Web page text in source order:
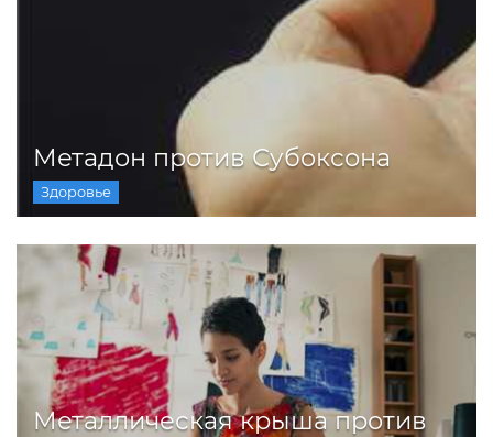
Метадон против Субоксона
Здоровье
Металлическая крыша против